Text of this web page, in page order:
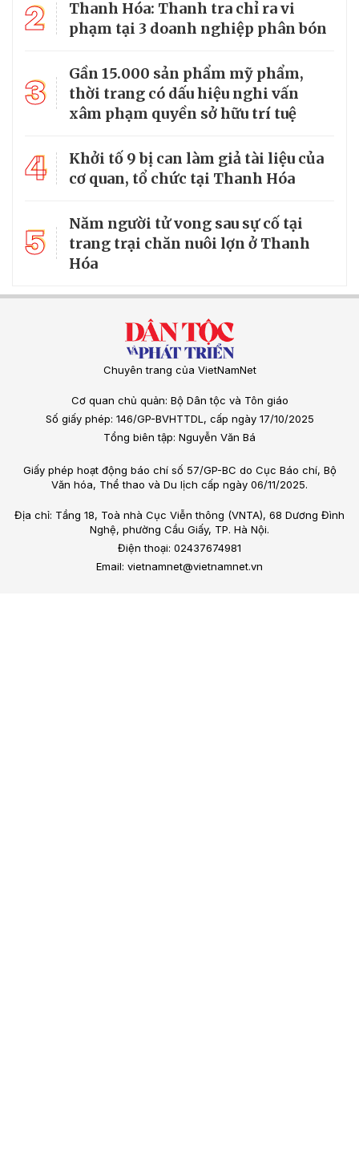
2
Thanh Hóa: Thanh tra chỉ ra vi
phạm tại 3 doanh nghiệp phân bón
3
Gần 15.000 sản phẩm mỹ phẩm,
thời trang có dấu hiệu nghi vấn
xâm phạm quyền sở hữu trí tuệ
4
Khởi tố 9 bị can làm giả tài liệu của
cơ quan, tổ chức tại Thanh Hóa
5
Năm người tử vong sau sự cố tại
trang trại chăn nuôi lợn ở Thanh
Hóa
Chuyên trang của VietNamNet
Cơ quan chủ quản: Bộ Dân tộc và Tôn giáo
Số giấy phép: 146/GP-BVHTTDL, cấp ngày 17/10/2025
Tổng biên tập: Nguyễn Văn Bá
Giấy phép hoạt động báo chí số 57/GP-BC do Cục Báo chí, Bộ
Văn hóa, Thể thao và Du lịch cấp ngày 06/11/2025.
Địa chỉ: Tầng 18, Toà nhà Cục Viễn thông (VNTA), 68 Dương Đình
Nghệ, phường Cầu Giấy, TP. Hà Nội.
Điện thoại: 02437674981
Email: vietnamnet@vietnamnet.vn